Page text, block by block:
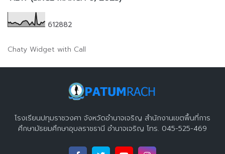
612882
Chaty Widget with Call
โรงเรียนปทุมราชวงศา จังหวัดอำนาจเจริญ สำนักงานเขตพื้นที่การ
ศึกษามัธยมศึกษาอุบลราชธานี อำนาจเจริญ โทร. 045-525-469